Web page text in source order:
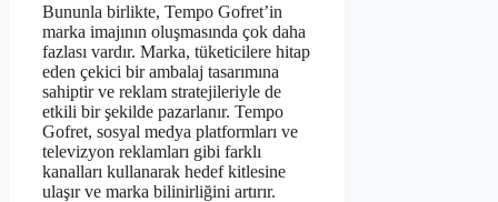
Bununla birlikte, Tempo Gofret’in
marka imajının oluşmasında çok daha
fazlası vardır. Marka, tüketicilere hitap
eden çekici bir ambalaj tasarımına
sahiptir ve reklam stratejileriyle de
etkili bir şekilde pazarlanır. Tempo
Gofret, sosyal medya platformları ve
televizyon reklamları gibi farklı
kanalları kullanarak hedef kitlesine
ulaşır ve marka bilinirliğini artırır.